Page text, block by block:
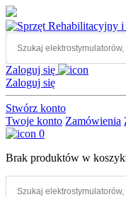
Skip
the
content
Zaloguj się
Zaloguj się
Stwórz konto
Twoje konto Zamówienia
0
Brak produktów w